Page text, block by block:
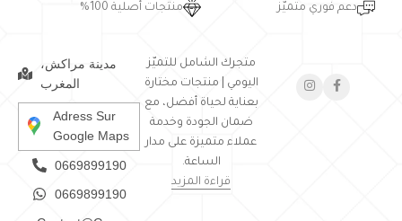
دعم فوري متميّز
منتجات أصلية 100%
متجرك الشامل للتميّز
اليومي | منتجات مختارة
بعناية لحياة أفضل، مع
ضمان الجودة وخدمة
عملاء متميزة على مدار
الساعة.
قراءة المزيد
مدينة مراكش،
المغرب
Adress Sur
Google Maps
0669899190
0669899190